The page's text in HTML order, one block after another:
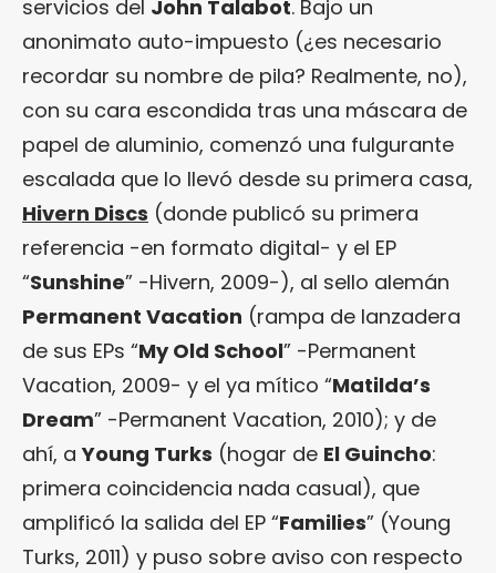
servicios del John Talabot. Bajo un
anonimato auto-impuesto (¿es necesario
recordar su nombre de pila? Realmente, no),
con su cara escondida tras una máscara de
papel de aluminio, comenzó una fulgurante
escalada que lo llevó desde su primera casa,
Hivern Discs (donde publicó su primera
referencia -en formato digital- y el EP
“Sunshine” -Hivern, 2009-), al sello alemán
Permanent Vacation (rampa de lanzadera
de sus EPs “My Old School” -Permanent
Vacation, 2009- y el ya mítico “Matilda’s
Dream” -Permanent Vacation, 2010); y de
ahí, aYoung Turks (hogar de El Guincho:
primera coincidencia nada casual), que
amplificó la salida del EP “Families” (Young
Turks, 2011) y puso sobre aviso con respecto